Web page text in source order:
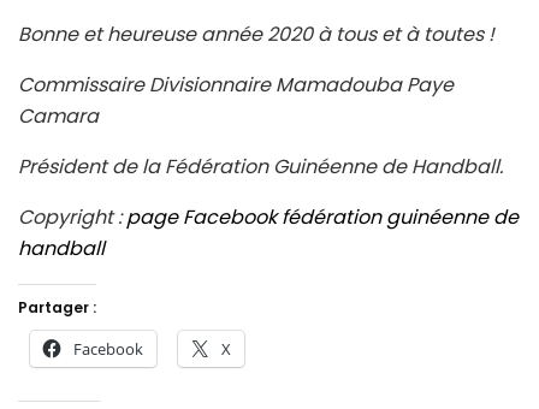
Bonne et heureuse année 2020 à tous et à toutes !
Commissaire Divisionnaire Mamadouba Paye
Camara
Président de la Fédération Guinéenne de Handball.
Copyright :page Facebook fédération guinéenne de
handball
Partager :
Facebook X